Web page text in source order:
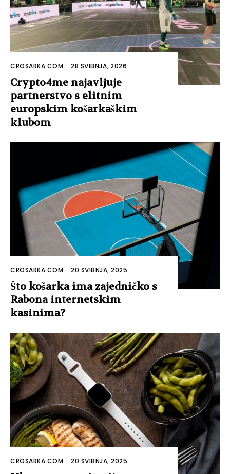
CROSARKA.COM -28 SVIBNJA, 2026
Crypto4me najavljuje
partnerstvo s elitnim
europskim košarkaškim
klubom
CROSARKA.COM -20 SVIBNJA, 2025
Što košarka ima zajedničko s
Rabona internetskim
kasinima?
CROSARKA.COM -20 SVIBNJA, 2025